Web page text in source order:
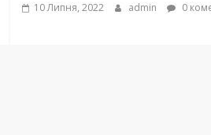
10 Липня, 2022 admin 0